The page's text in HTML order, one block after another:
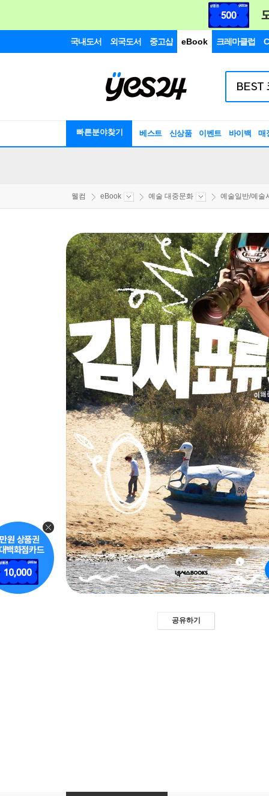
국내도서 외국도서 중고샵 eBook 크레마클럽
빠른분야찾기 베스트 신상품 이벤트 바이백 매
웰컴 eBook 예술 대중문화 예술일반/예술
공유하기